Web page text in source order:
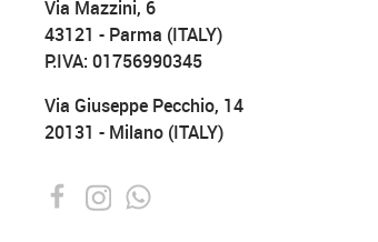
Via Mazzini, 6
43121 - Parma (ITALY)
P.IVA: 01756990345
Via Giuseppe Pecchio, 14
20131 - Milano (ITALY)